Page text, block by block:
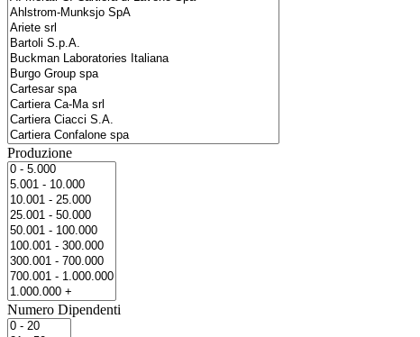
Produzione
Numero Dipendenti